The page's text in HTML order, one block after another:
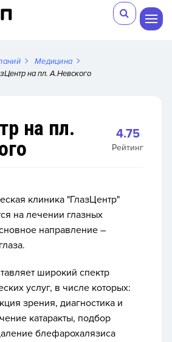
Медицина
на пл. А.Невского
на пл.
4.75
Рейтинг
клиника "ГлазЦентр"
на лечении глазных
направление –
широкий спектр
услуг, в числе которых:
зрения, диагностика и
катаракты, подбор
блефарохалязиса